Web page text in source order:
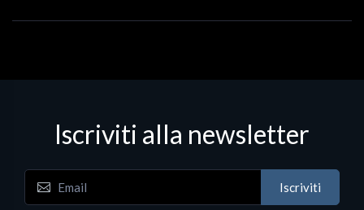
Iscriviti alla newsletter
Iscriviti